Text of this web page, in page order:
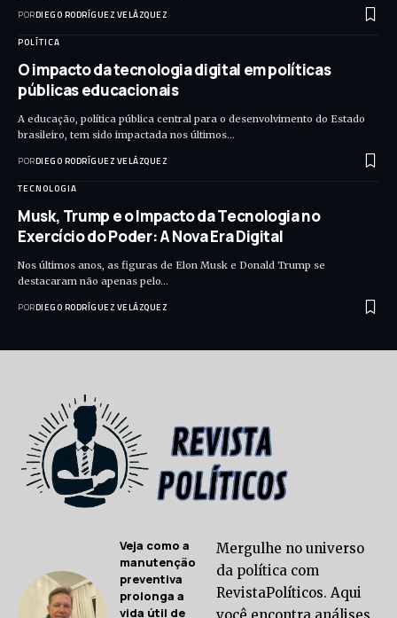
PORDIEGO RODRÍGUEZ VELÁZQUEZ
POLÍTICA
O impacto da tecnologia digital em políticas
públicas educacionais
A educação, política pública central para o desenvolvimento do Estado
brasileiro, tem sido impactada nos últimos…
PORDIEGO RODRÍGUEZ VELÁZQUEZ
TECNOLOGIA
Musk, Trump e o Impacto da Tecnologia no
Exercício do Poder: A Nova Era Digital
Nos últimos anos, as figuras de Elon Musk e Donald Trump se
destacaram não apenas pelo…
PORDIEGO RODRÍGUEZ VELÁZQUEZ
Veja como a
manutenção
preventiva
prolonga a
vida útil de
Mergulhe no universo
da política com
RevistaPolíticos. Aqui
você encontra análises